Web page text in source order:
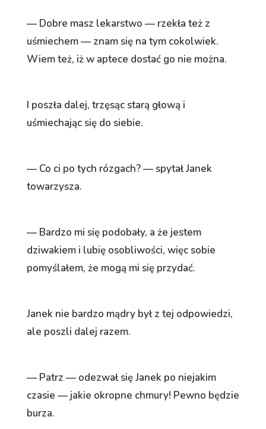
— Dobre masz lekarstwo — rzekła też z
uśmiechem — znam się na tym cokolwiek.
Wiem też, iż w aptece dostać go nie można.
I poszła dalej, trzęsąc starą głową i
uśmiechając się do siebie.
— Co ci po tych rózgach? — spytał Janek
towarzysza.
— Bardzo mi się podobały, a że jestem
dziwakiem i lubię osobliwości, więc sobie
pomyślałem, że mogą mi się przydać.
Janek nie bardzo mądry był z tej odpowiedzi,
ale poszli dalej razem.
— Patrz — odezwał się Janek po niejakim
czasie — jakie okropne chmury! Pewno będzie
burza.